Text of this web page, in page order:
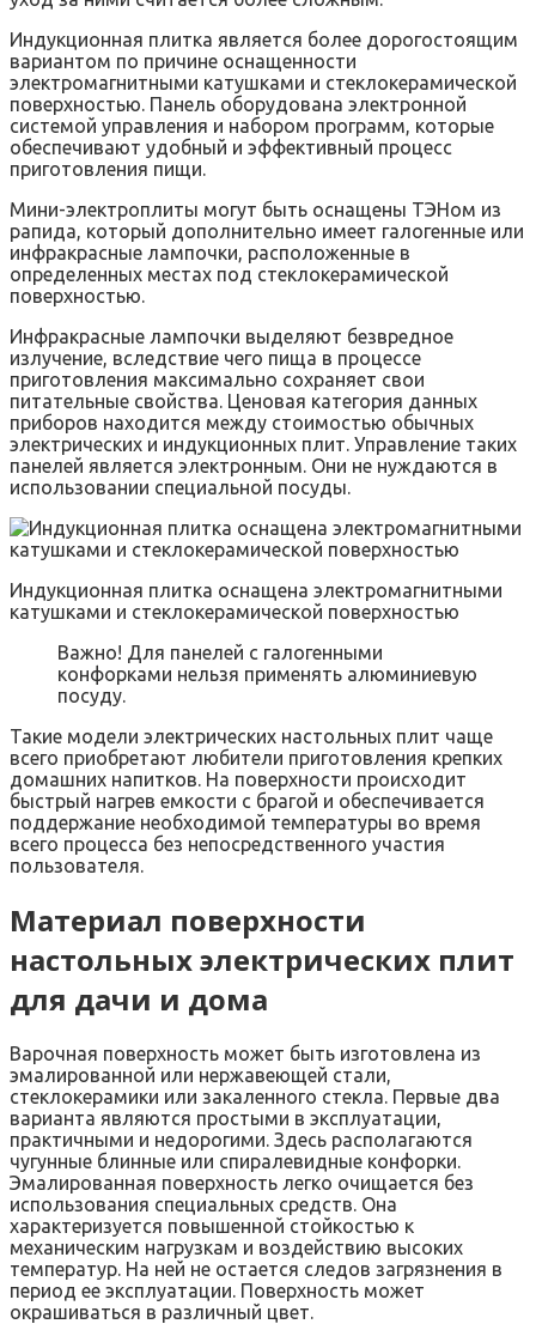
Индукционная плитка является более дорогостоящим
вариантом по причине оснащенности
электромагнитными катушками и стеклокерамической
поверхностью. Панель оборудована электронной
системой управления и набором программ, которые
обеспечивают удобный и эффективный процесс
приготовления пищи.
Мини-электроплиты могут быть оснащены ТЭНом из
рапида, который дополнительно имеет галогенные или
инфракрасные лампочки, расположенные в
определенных местах под стеклокерамической
поверхностью.
Инфракрасные лампочки выделяют безвредное
излучение, вследствие чего пища в процессе
приготовления максимально сохраняет свои
питательные свойства. Ценовая категория данных
приборов находится между стоимостью обычных
электрических и индукционных плит. Управление таких
панелей является электронным. Они не нуждаются в
использовании специальной посуды.
Индукционная плитка оснащена электромагнитными
катушками и стеклокерамической поверхностью
Важно! Для панелей с галогенными
конфорками нельзя применять алюминиевую
посуду.
Такие модели электрических настольных плит чаще
всего приобретают любители приготовления крепких
домашних напитков. На поверхности происходит
быстрый нагрев емкости с брагой и обеспечивается
поддержание необходимой температуры во время
всего процесса без непосредственного участия
пользователя.
Материал поверхности
настольных электрических плит
для дачи и дома
Варочная поверхность может быть изготовлена из
эмалированной или нержавеющей стали,
стеклокерамики или закаленного стекла. Первые два
варианта являются простыми в эксплуатации,
практичными и недорогими. Здесь располагаются
чугунные блинные или спиралевидные конфорки.
Эмалированная поверхность легко очищается без
использования специальных средств. Она
характеризуется повышенной стойкостью к
механическим нагрузкам и воздействию высоких
температур. На ней не остается следов загрязнения в
период ее эксплуатации. Поверхность может
окрашиваться в различный цвет.